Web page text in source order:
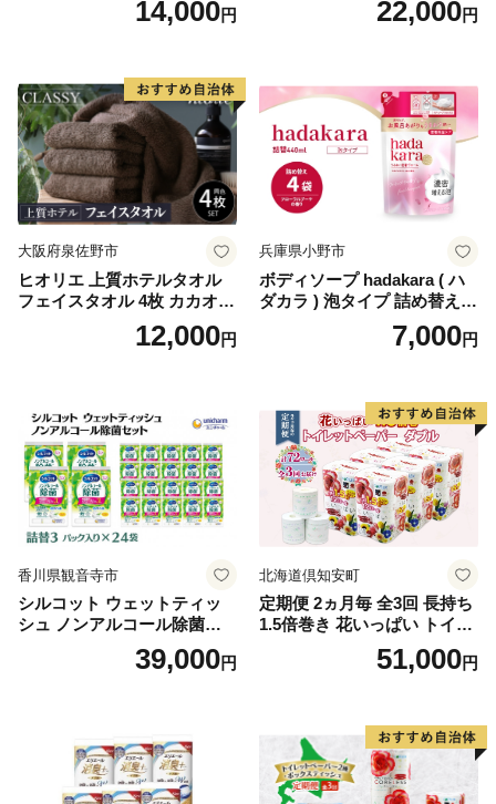
14,000円
ール×8パック) 開成町 トイレ
蓄 防災 エコ 消耗品 生活雑貨
生活用品 無香料 トイレット
ペーパー ダブル といれっと
ぺーぱー トイレ クレシア ト
イレットペーパー [BDBH002
-1]
22,000円
大阪府泉佐野市
ヒオリエ 上質ホテルタオル
フェイスタオル 4枚 カカオ
【タオル 泉州タオル 吸水 普
段使い 無地 シンプル 日用品
12,000円
兵庫県小野市
ボディソープ hadakara ( ハ
ダカラ ) 泡タイプ 詰め替え 4
40ml×4袋 ボディーソープ 泡
ボディソープ 泡 日用品 消耗
泡石鹸 石鹸 兵庫 兵庫県 小野
7,000円
香川県観音寺市
シルコット ウェットティッ
シュ ノンアルコール除菌詰
替（43枚×3P）×24袋 日用品
おもちゃ 拭き取り 手拭き 外
39,000円
北海道倶知安町
定期便 2ヵ月毎 全3回 長持ち
1.5倍巻き 花いっぱい トイレ
ットペーパー ダブル 45ｍ 計
72ロール 全18種 花柄 プリン
ー 消耗品 備蓄 送料無料 北海
道 倶知安町 日用品
51,000円